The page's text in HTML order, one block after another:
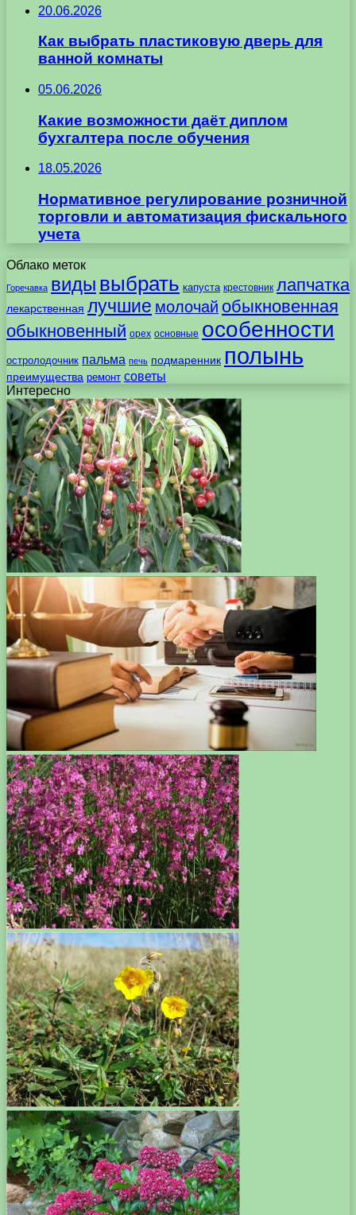
20.06.2026
Как выбрать пластиковую дверь для
ванной комнаты
05.06.2026
Какие возможности даёт диплом
бухгалтера после обучения
18.05.2026
Нормативное регулирование розничной
торговли и автоматизация фискального
учета
Облако меток
Горечавка виды выбрать капуста крестовник лапчатка
лекарственная лучшие молочай обыкновенная
обыкновенный орех основные особенности
остролодочник пальма печь подмаренник полынь
преимущества ремонт советы
Интересно